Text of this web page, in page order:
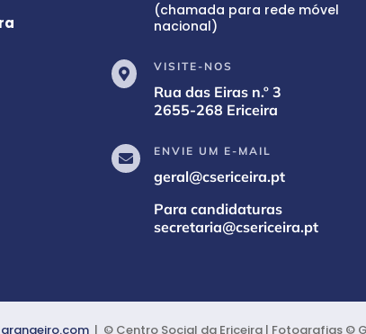
(chamada para rede móvel
nacional)

VISITE-NOS
Rua das Eiras n.º 3
2655-268 Ericeira

ENVIE UM E-MAIL
geral@csericeira.pt
Para candidaturas
secretaria@csericeira.pt
| © Centro Social da Ericeira | Fotografias ©